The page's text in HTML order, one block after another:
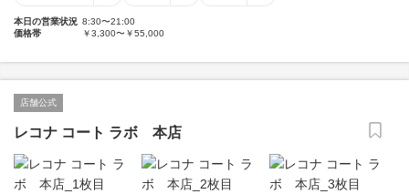
本日の営業状況 8:30〜21:00
価格帯
￥3,300〜￥55,000
店舗公式
レコナ コート ラボ 本店